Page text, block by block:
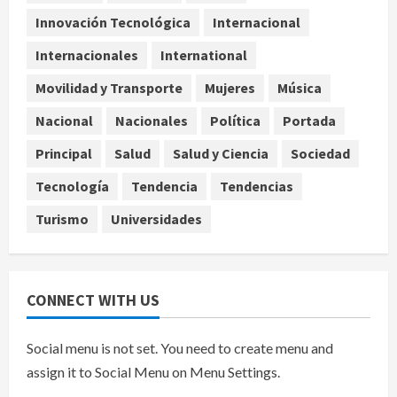
4
estadounidense buscado por
agosto 7, 2026
Nacional Portada
Detienen al exgobernador de
obstrucción en el caso Ayotzinapa
Innovación Tecnológica
Internacional
Internacionales
International
Movilidad y Transporte
Mujeres
Música
Nacional
Nacionales Política
Portada
Principal
Salud Salud y Ciencia
Sociedad
Tecnología
Tendencia
Tendencias
Turismo
Universidades
CONNECT WITH US
Social menu is not set. You need to create menu and
assign it to Social Menu on Menu Settings.